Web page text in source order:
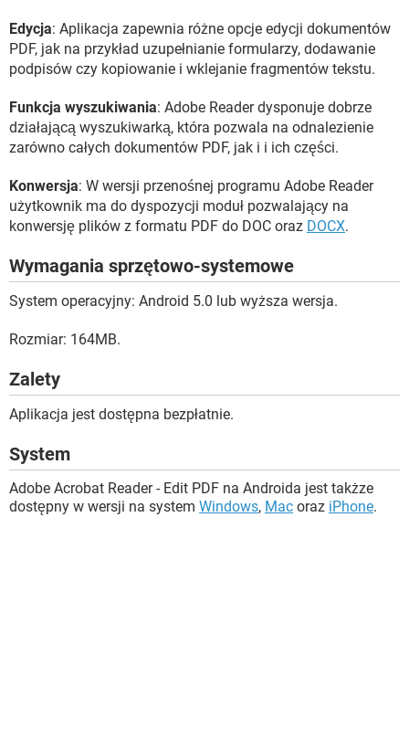
Edycja: Aplikacja zapewnia różne opcje edycji dokumentów
PDF, jak na przykład uzupełnianie formularzy, dodawanie
podpisów czy kopiowanie i wklejanie fragmentów tekstu.
Funkcja wyszukiwania: Adobe Reader dysponuje dobrze
działającą wyszukiwarką, która pozwala na odnalezienie
zarówno całych dokumentów PDF, jak i i ich części.
Konwersja: W wersji przenośnej programu Adobe Reader
użytkownik ma do dyspozycji moduł pozwalający na
konwersję plików z formatu PDF do DOC oraz DOCX.
Wymagania sprzętowo-systemowe
System operacyjny: Android 5.0 lub wyższa wersja.
Rozmiar: 164MB.
Zalety
Aplikacja jest dostępna bezpłatnie.
System
Adobe Acrobat Reader - Edit PDF na Androida jest takżze
dostępny w wersji na system Windows, Mac oraz iPhone.